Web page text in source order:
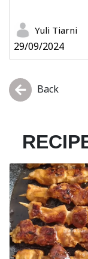
Yuli Tiarni
29/09/2024
Back